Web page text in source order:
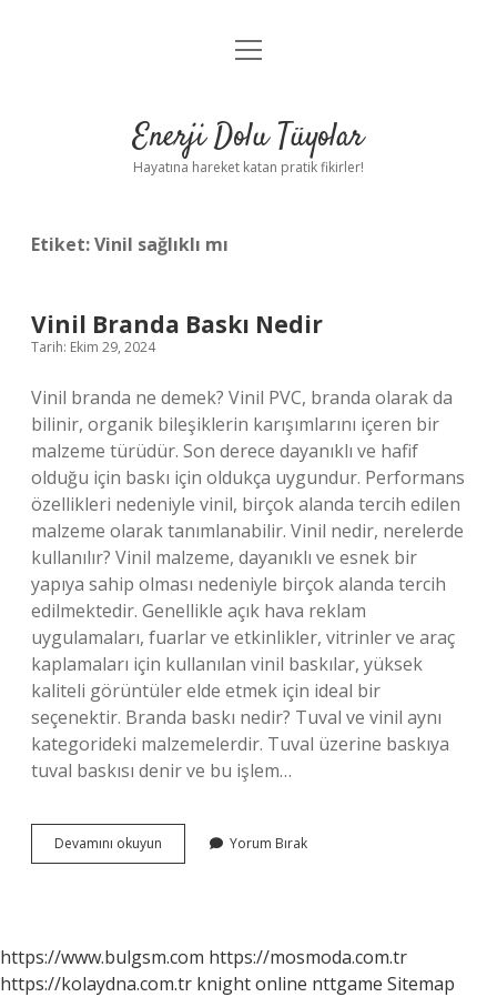
Anasayfa
Yasal Uyarı
menüyü
Enerji Dolu Tüyolar
Hayatına hareket katan pratik fikirler!
Etiket:Vinil sağlıklı mı
Vinil Branda Baskı Nedir
Tarih: Ekim 29, 2024
Vinil branda ne demek? Vinil PVC, branda olarak da
bilinir, organik bileşiklerin karışımlarını içeren bir
malzeme türüdür. Son derece dayanıklı ve hafif
olduğu için baskı için oldukça uygundur. Performans
özellikleri nedeniyle vinil, birçok alanda tercih edilen
malzeme olarak tanımlanabilir. Vinil nedir, nerelerde
kullanılır? Vinil malzeme, dayanıklı ve esnek bir
yapıya sahip olması nedeniyle birçok alanda tercih
edilmektedir. Genellikle açık hava reklam
uygulamaları, fuarlar ve etkinlikler, vitrinler ve araç
kaplamaları için kullanılan vinil baskılar, yüksek
kaliteli görüntüler elde etmek için ideal bir
seçenektir. Branda baskı nedir? Tuval ve vinil aynı
kategorideki malzemelerdir. Tuval üzerine baskıya
tuval baskısı denir ve bu işlem…
Devamını okuyun
Branda
Yorum Bırak
https://www.bulgsm.com https://mosmoda.com.tr
https://kolaydna.com.tr knight online nttgame Sitemap